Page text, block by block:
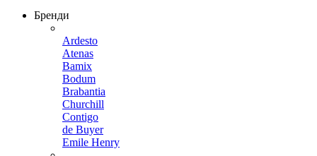
Бренди
Ardesto
Atenas
Bamix
Bodum
Brabantia
Churchill
Contigo
de Buyer
Emile Henry